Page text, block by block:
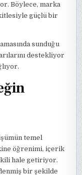
Böylece, marka
güçlü bir
sunduğu
destekliyor
temel
öğrenimi, içerik
hale getiriyor.
bir şekilde